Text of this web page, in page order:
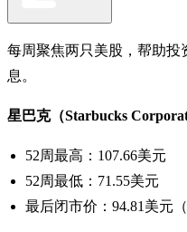
每周聚焦两只美股，帮助
息。
星巴克（Starbucks
52周最高：107.66美元
52周最低：71.55美元
最后闭市价：94.81美元（